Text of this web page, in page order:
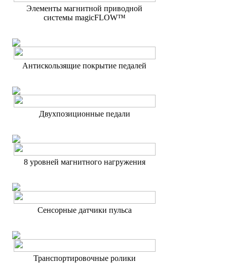
Элементы магнитной приводной
системы magicFLOW™
Антискользящие покрытие педалей
Двухпозиционные педали
8 уровней магнитного нагружения
Сенсорные датчики пульса
Транспортировочные ролики